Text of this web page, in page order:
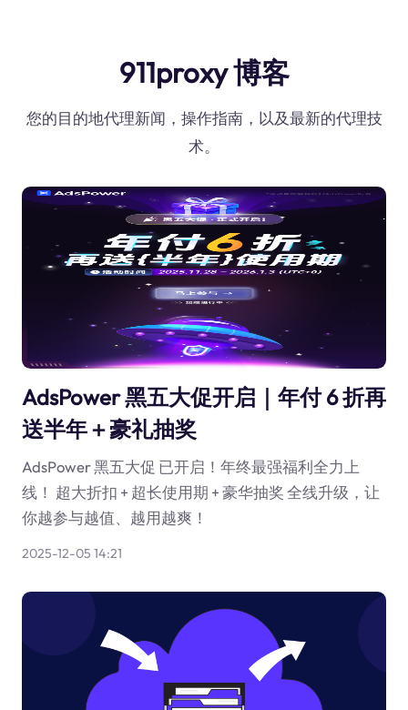
911proxy 博客
您的目的地代理新闻，操作指南，以及最新的代理技
术。
AdsPower 黑五大促开启｜年付 6 折再
送半年＋豪礼抽奖
AdsPower 黑五大促 已开启！年终最强福利全力上
线！ 超大折扣 + 超长使用期 + 豪华抽奖 全线升级，让
你越参与越值、越用越爽！
2025-12-05 14:21